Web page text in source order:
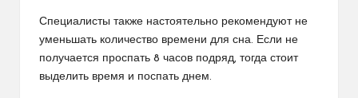
Специалисты также настоятельно рекомендуют не
уменьшать количество времени для сна. Если не
получается проспать 8 часов подряд, тогда стоит
выделить время и поспать днем.